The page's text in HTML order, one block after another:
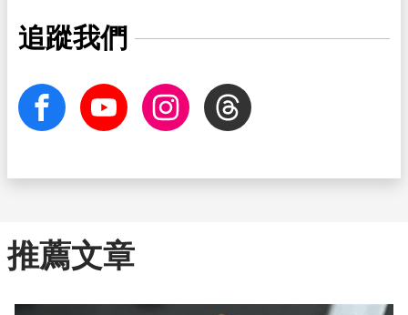
追蹤我們
facebook Youtube InstagramThreads
推薦文章